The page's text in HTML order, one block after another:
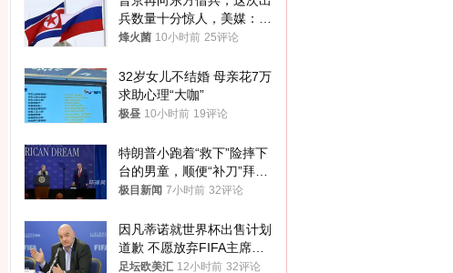
兵数量十分惊人，美媒：俄
朝要动真格？
烽火菌 10小时前 25评论
32岁女儿不结婚 母亲花7万
求助心理“大咖”
极昼 10小时前 19评论
特朗普小跑着“救下”险摔下
台的男童，顺便“补刀”拜
登：“我可不想他像拜登一
极目新闻 7小时前 32评论
因凡蒂诺就世界杯出售计划
道歉 不愿放弃FIFA主席职
位
足坛欧美汇 12小时前 32评论